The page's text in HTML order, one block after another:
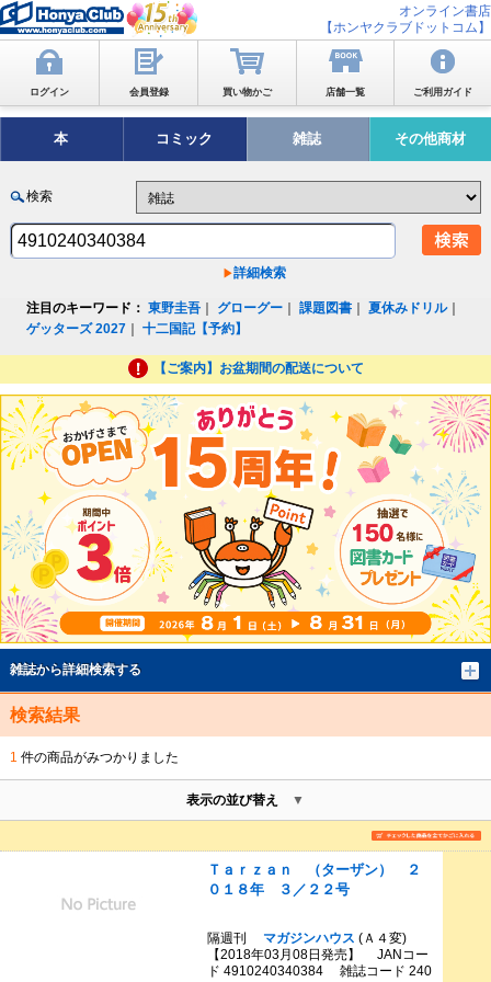
オンライン書店
【ホンヤクラブドットコム】
ログイン 会員登録 買い物かご 店舗一覧 ご利用ガイド
本 コミック 雑誌 その他商材
検索
詳細検索
注目のキーワード： 東野圭吾 グローグー ｜課題図書 ｜夏休みドリル｜
ゲッターズ 2027 ｜十二国記【予約】
【ご案内】お盆期間の配送について
雑誌から詳細検索する
検索結果
1 件の商品がみつかりました
表示の並び替え
Ｔａｒｚａｎ （ターザン） ２
０１８年 ３／２２号
隔週刊 マガジンハウス (Ａ４変)
【2018年03月08日発売】 JANコー
ド 4910240340384 雑誌コード 240